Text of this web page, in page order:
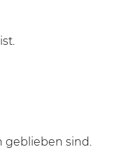
geblieben sind.